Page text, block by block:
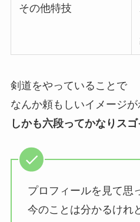
その他特技
剣道をやっていることで
なんか頼もしいイメージが
しかも六段ってかなりスゴ
プロフィールを見て思
今のことは分かるけれ